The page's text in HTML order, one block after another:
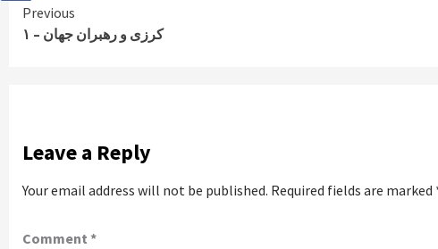
Continue
Reading
Previous
کرزی و رهبران جهان – ۱
Leave a Reply
Your email address will not be published. Required fields are marked
Comment *